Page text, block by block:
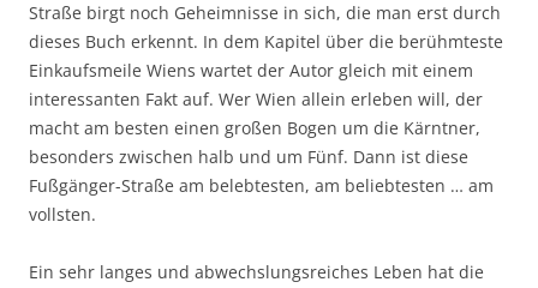
Straße birgt noch Geheimnisse in sich, die man erst durch
dieses Buch erkennt. In dem Kapitel über die berühmteste
Einkaufsmeile Wiens wartet der Autor gleich mit einem
interessanten Fakt auf. Wer Wien allein erleben will, der
macht am besten einen großen Bogen um die Kärntner,
besonders zwischen halb und um Fünf. Dann ist diese
Fußgänger-Straße am belebtesten, am beliebtesten … am
vollsten.
Ein sehr langes und abwechslungsreiches Leben hat die